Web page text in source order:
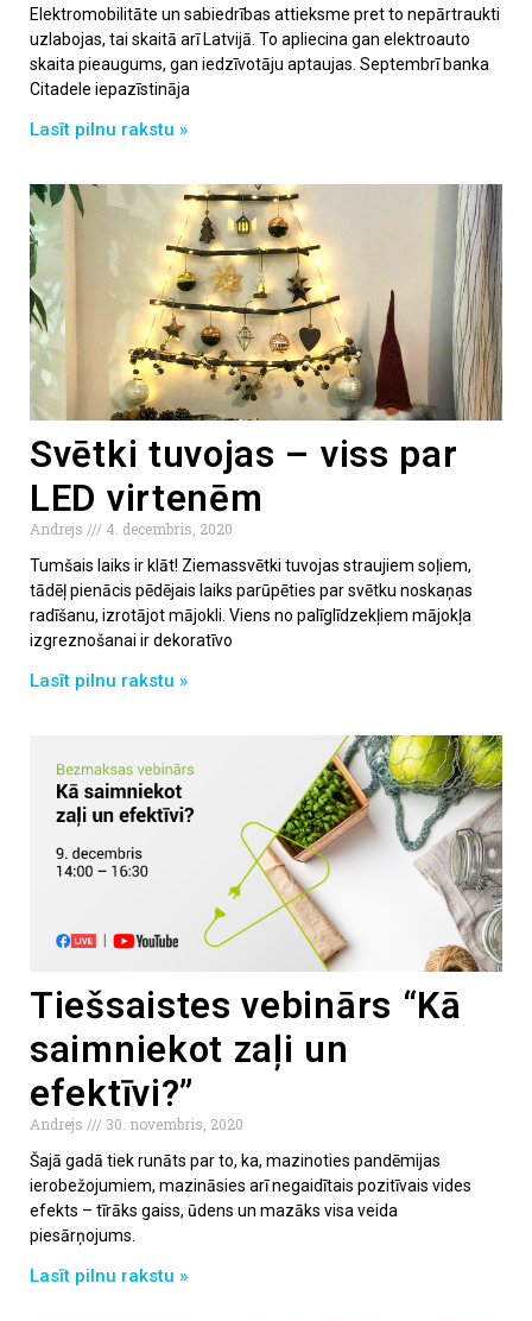
Elektromobilitāte un sabiedrības attieksme pret to nepārtraukti
uzlabojas, tai skaitā arī Latvijā. To apliecina gan elektroauto
skaita pieaugums, gan iedzīvotāju aptaujas. Septembrī banka
Citadele iepazīstināja
Lasīt pilnu rakstu »
Svētki tuvojas – viss par
LED virtenēm
Andrejs
4. decembris, 2020
Tumšais laiks ir klāt! Ziemassvētki tuvojas straujiem soļiem,
tādēļ pienācis pēdējais laiks parūpēties par svētku noskaņas
radīšanu, izrotājot mājokli. Viens no palīglīdzekļiem mājokļa
izgreznošanai ir dekoratīvo
Lasīt pilnu rakstu »
Tiešsaistes vebinārs “Kā
saimniekot zaļi un
efektīvi?”
Andrejs
30. novembris, 2020
Šajā gadā tiek runāts par to, ka, mazinoties pandēmijas
ierobežojumiem, mazināsies arī negaidītais pozitīvais vides
efekts – tīrāks gaiss, ūdens un mazāks visa veida
piesārņojums.
Lasīt pilnu rakstu »